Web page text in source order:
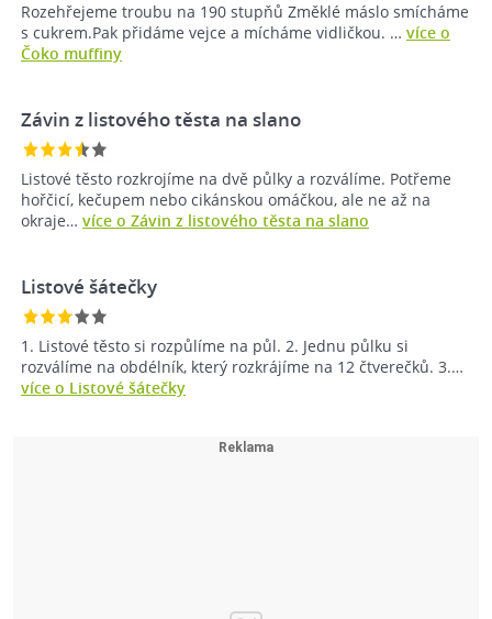
Rozehřejeme troubu na 190 stupňů Změklé máslo smícháme
s cukrem.Pak přidáme vejce a mícháme vidličkou. … více o
Čoko muffiny
Závin z listového těsta na slano
Listové těsto rozkrojíme na dvě půlky a rozválíme. Potřeme
hořčicí, kečupem nebo cikánskou omáčkou, ale ne až na
okraje… více o Závin z listového těsta na slano
Listové šátečky
1. Listové těsto si rozpůlíme na půl. 2. Jednu půlku si
rozválíme na obdélník, který rozkrájíme na 12 čtverečků. 3.…
více o Listové šátečky